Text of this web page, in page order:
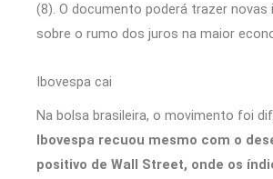
(8). O documento poderá trazer novas
sobre o rumo dos juros na maior
Ibovespa cai
Na bolsa brasileira, o movimento foi
Ibovespa recuou mesmo com o
positivo de Wall Street, onde os